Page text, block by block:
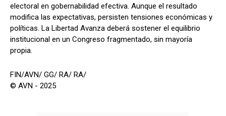
electoral en gobernabilidad efectiva. Aunque el resultado
modifica las expectativas, persisten tensiones económicas y
políticas. La Libertad Avanza deberá sostener el equilibrio
institucional en un Congreso fragmentado, sin mayoría
propia.
FIN/AVN/ GG/ RA/ RA/
© AVN - 2025